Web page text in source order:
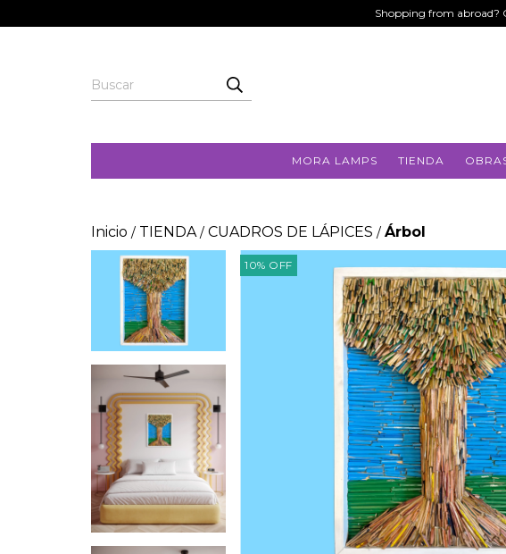
Shopping from abroad?
MORA LAMPS TIENDA
Inicio / TIENDA / CUADROS DE LÁPICES / Árbol
10% OFF